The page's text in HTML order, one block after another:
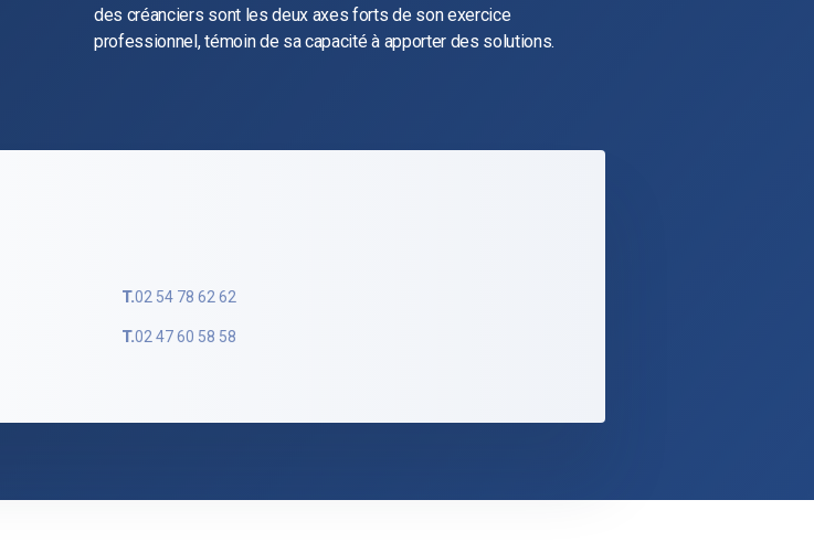
des créanciers sont les deux axes forts de son exercice
professionnel, témoin de sa capacité à apporter des solutions.
T.02 54 78 62 62
T.02 47 60 58 58